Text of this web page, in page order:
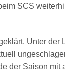
SCS
Unter der
der Saison mit